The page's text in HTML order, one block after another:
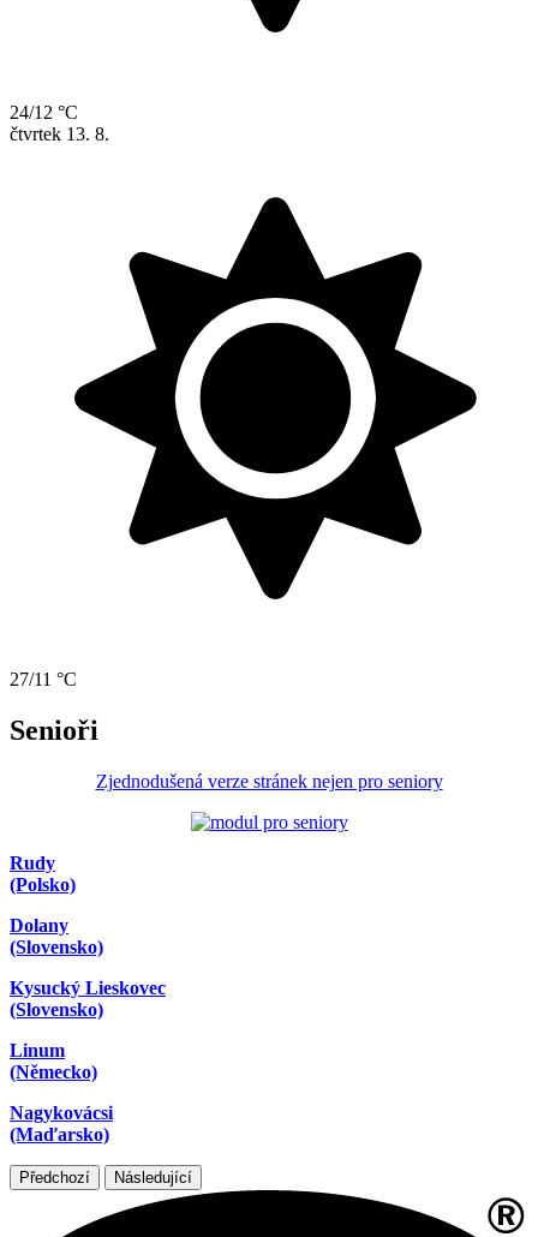
24/12 °C
čtvrtek 13. 8.
27/11 °C
Senioři
Zjednodušená verze stránek nejen pro seniory
Rudy
(Polsko)
Dolany
(Slovensko)
Kysucký Lieskovec
(Slovensko)
Linum
(Německo)
Nagykovácsi
(Maďarsko)
Předchozí Následující